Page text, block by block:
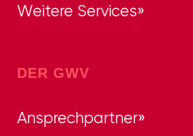
Weitere Services
DER GWV
Ansprechpartner